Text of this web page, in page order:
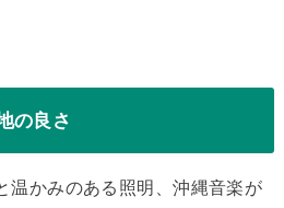
の良さ
温かみのある照明、沖縄音楽が